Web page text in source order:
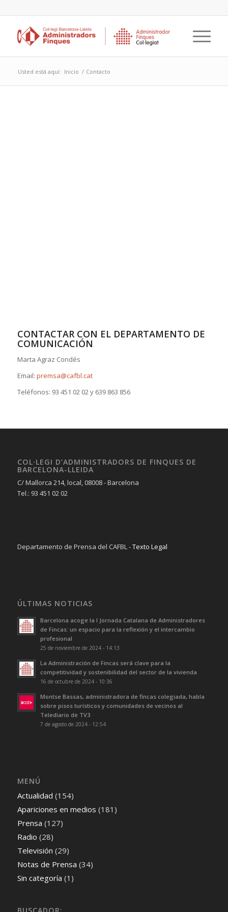
Usted está aquí: Inicio / Contacto
CONTACTAR CON EL DEPARTAMENTO DE
COMUNICACIÓN
Marta Agraz Condés
Email: premsa@cafbl.cat
Teléfonos: 93 451 02 02 y 639 863 856
COL·LEGI D’ADMINISTRADORS DE FINQUES DE
BARCELONA-LLEIDA
C/ Mallorca 214, local, 08008 - Barcelona
Tel.: 93 451 02 02
Departamento de Prensa del CAFBL -Texto Legal
ÚLTIMAS NOTICIAS
Barcelona acoge la I Jornada Catalana de Administradores
de Fincas: un espacio para la reflexión y el intercambio
profesional
25 de noviembre de 2024 - 14:13
La Administración de Fincas será clave para la
competitividad y sostenibilidad del sector de la vivienda
16 de octubre de 2024 - 10:36
Montse Bassas, administradora de fincas colegiada, habla
sobre pisos turísticos y comunidades de vecinos al
Telediario de TV3
7 de agosto de 2024 - 12:54
MENÚ
Actualidad (154)
Apariciones en medios (181)
Prensa (127)
Radio (28)
Televisión (29)
Notas de Prensa (34)
Sin categoría (1)